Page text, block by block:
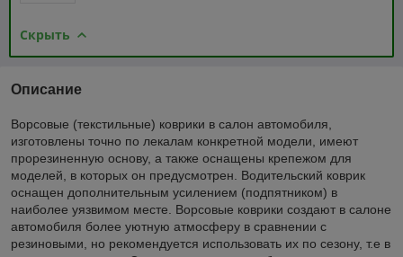
Скрыть
Описание
Ворсовые (текстильные) коврики в салон автомобиля,
изготовлены точно по лекалам конкретной модели, имеют
прорезиненную основу, а также оснащены крепежом для
моделей, в которых он предусмотрен. Водительский коврик
оснащен дополнительным усилением (подпятником) в
наиболее уязвимом месте. Ворсовые коврики создают в салоне
автомобиля более уютную атмосферу в сравнении с
резиновыми, но рекомендуется использовать их по сезону, т.е в